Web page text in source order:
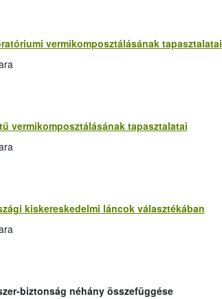
vermikomposztálásának tapasztalatai
vermikomposztálásának tapasztalatai
kiskereskedelmi láncok választékában
biztonság néhány összefüggése